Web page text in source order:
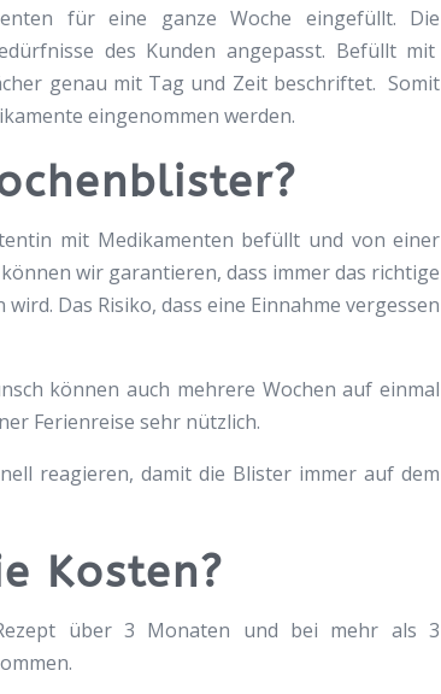
für eine ganze Woche eingefüllt. Die
des Kunden angepasst. Befüllt mit
genau mit Tag und Zeit beschriftet. Somit
eingenommen werden.
mit Medikamenten befüllt und von einer
wir garantieren, dass immer das richtige
Das Risiko, dass eine Einnahme vergessen
können auch mehrere Wochen auf einmal
Ferienreise sehr nützlich.
reagieren, damit die Blister immer auf dem
Kosten?
über 3 Monaten und bei mehr als 3